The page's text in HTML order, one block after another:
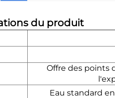
du produit
Offre des points
Eau standard